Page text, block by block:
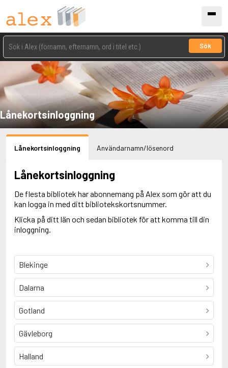
Sök
Lånekortsinloggning
Lånekortsinloggning Användarnamn/lösenord
Lånekortsinloggning
De flesta bibliotek har abonnemang på Alex som gör att du
kan logga in med ditt bibliotekskortsnummer.
Klicka på ditt län och sedan bibliotek för att komma till din
inloggning.
Blekinge
Dalarna
Gotland
Gävleborg
Halland